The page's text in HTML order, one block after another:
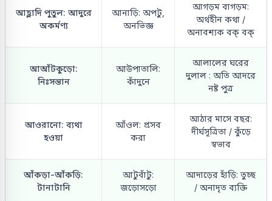
আহ্লাদি পুতুল: আদুরে
অকর্মণ্য
আনাড়ি: অপটু,
অনভিজ্ঞ
আগড়ম বাগড়ম:
অর্থহীন কথা /
অনাবশ্যক বক্ বক্
আআঁটকুড়ো:
নিঃসন্তান
আউপাতালি:
কাঁদুনে
আলালের ঘরের
দুলাল : অতি আদরে
নষ্ট পুত্র
আওরানো: ব্যথা
হওয়া
আঁওল: প্রসব
করা
আঠার মাসে বছর:
দীর্ঘসূত্রিতা / কুঁড়ে
স্বভাব
আঁকড়া-আঁকড়ি:
টানাটানি
আটুবাঁটু:
জড়োসড়ো
আদাড়ের হাঁড়ি: তুচ্ছ
/ অনাদৃত ব্যক্তি